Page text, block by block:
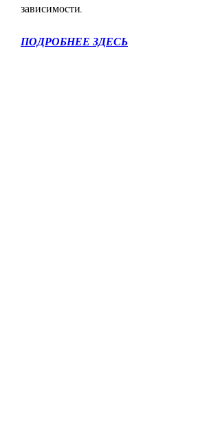
зависимости.
ПОДРОБНЕЕ ЗДЕСЬ